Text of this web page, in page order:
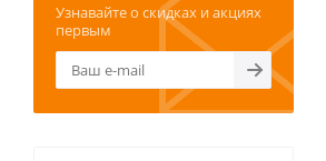
Узнавайте о скидках и акциях
первым